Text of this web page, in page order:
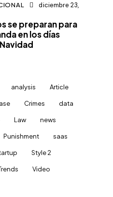
diciembre 23,
se preparan para
en los días
analysis Article
Crimes data
Law news
Punishment saas
Style 2
Video